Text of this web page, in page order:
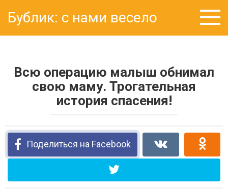
контенту
Бублик: с нами весело
Всю операцию малыш обнимал
свою маму. Трогательная
история спасения!
Поделиться на Facebook